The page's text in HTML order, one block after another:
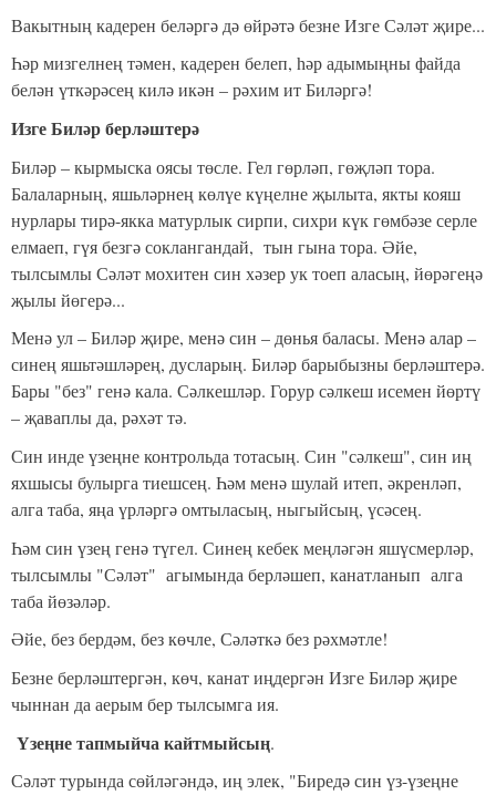
Вакытның кадерен беләргә дә өйрәтә безне Изге Сәләт җире...
Һәр мизгелнең тәмен, кадерен белеп, һәр адымыңны файда
белән үткәрәсең килә икән – рәхим ит Биләргә!
Изге Биләр берләштерә
Биләр – кырмыска оясы төсле. Гел гөрләп, гөҗләп тора.
Балаларның, яшьләрнең көлүе күңелне җылыта, якты кояш
нурлары тирә-якка матурлык сирпи, сихри күк гөмбәзе серле
елмаеп, гүя безгә соклангандай, тын гына тора. Әйе,
тылсымлы Сәләт мохитен син хәзер ук тоеп аласың, йөрәгеңә
җылы йөгерә...
Менә ул – Биләр җире, менә син – дөнья баласы. Менә алар –
синең яшьтәшләрең, дусларың. Биләр барыбызны берләштерә.
Бары "без" генә кала. Сәлкешләр. Горур сәлкеш исемен йөртү
– җаваплы да, рәхәт тә.
Син инде үзеңне контрольда тотасың. Син "сәлкеш", син иң
яхшысы булырга тиешсең. Һәм менә шулай итеп, әкренләп,
алга таба, яңа үрләргә омтыласың, ныгыйсың, үсәсең.
Һәм син үзең генә түгел. Синең кебек меңләгән яшүсмерләр,
тылсымлы "Сәләт" агымында берләшеп, канатланып алга
таба йөзәләр.
Әйе, без бердәм, без көчле, Сәләткә без рәхмәтле!
Безне берләштергән, көч, канат иңдергән Изге Биләр җире
чыннан да аерым бер тылсымга ия.
Үзеңне тапмыйча кайтмыйсың.
Сәләт турында сөйләгәндә, иң элек, "Биредә син үз-үзеңне